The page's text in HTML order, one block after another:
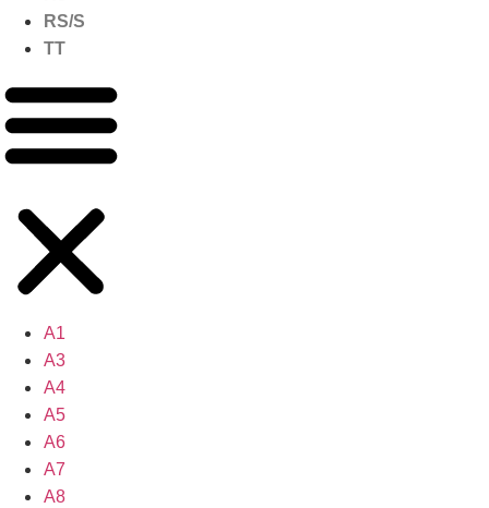
RS/S
TT
A1
A3
A4
A5
A6
A7
A8